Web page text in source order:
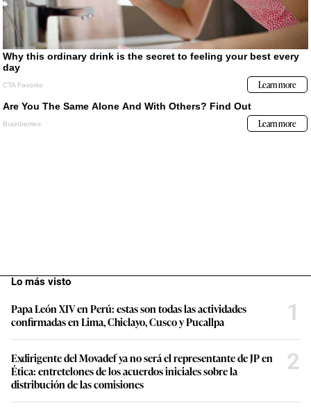
Lo más visto
Papa León XIV en Perú: estas son todas las actividades
confirmadas en Lima, Chiclayo, Cusco y Pucallpa
1
Exdirigente del Movadef ya no será el representante de JP en
Ética: entretelones de los acuerdos iniciales sobre la
distribución de las comisiones
2